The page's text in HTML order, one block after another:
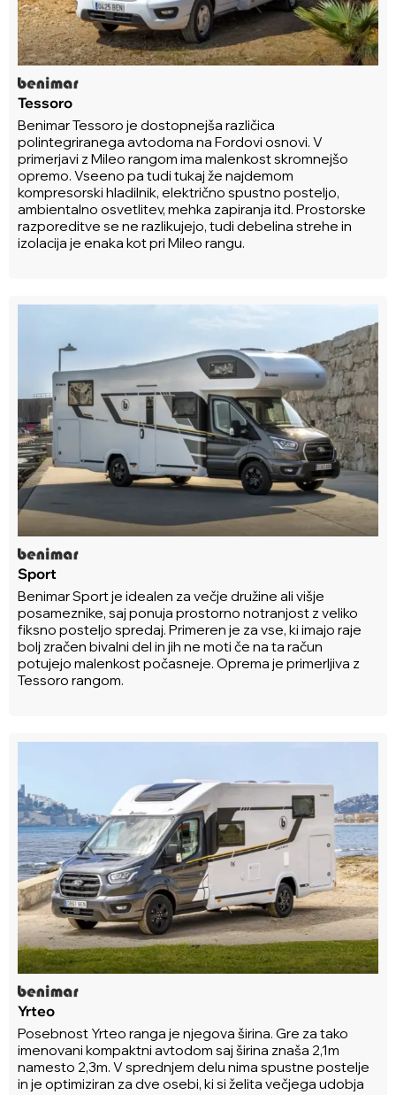
Tessoro
Benimar Tessoro je dostopnejša različica
polintegriranega avtodoma na Fordovi osnovi. V
primerjavi z Mileo rangom ima malenkost skromnejšo
opremo. Vseeno pa tudi tukaj že najdemom
kompresorski hladilnik, električno spustno posteljo,
ambientalno osvetlitev, mehka zapiranja itd. Prostorske
razporeditve se ne razlikujejo, tudi debelina strehe in
izolacija je enaka kot pri Mileo rangu.
Sport
Benimar Sport je idealen za večje družine ali višje
posameznike, saj ponuja prostorno notranjost z veliko
fiksno posteljo spredaj. Primeren je za vse, ki imajo raje
bolj zračen bivalni del in jih ne moti če na ta račun
potujejo malenkost počasneje. Oprema je primerljiva z
Tessoro rangom.
Yrteo
Posebnost Yrteo ranga je njegova širina. Gre za tako
imenovani kompaktni avtodom saj širina znaša 2,1m
namesto 2,3m. V sprednjem delu nima spustne postelje
in je optimiziran za dve osebi, ki si želita večjega udobja